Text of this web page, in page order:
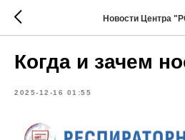
Новости Центра
Когда и зачем
2025-12-16 01:55